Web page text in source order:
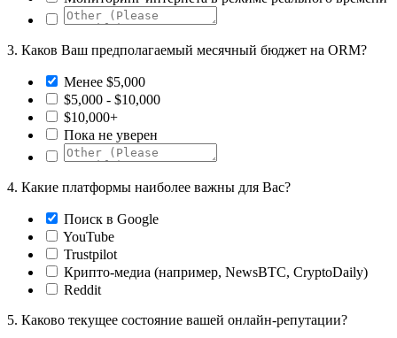
3. Каков Ваш предполагаемый месячный бюджет на ORM?
Менее $5,000
$5,000 - $10,000
$10,000+
Пока не уверен
4. Какие платформы наиболее важны для Вас?
Поиск в Google
YouTube
Trustpilot
Крипто-медиа (например, NewsBTC, CryptoDaily)
Reddit
5. Каково текущее состояние вашей онлайн-репутации?